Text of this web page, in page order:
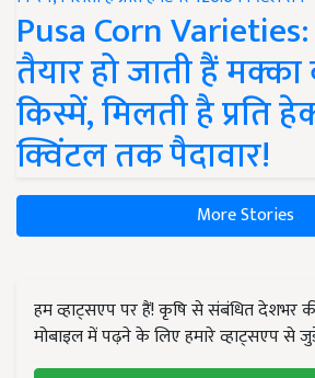
Pusa Corn
तैयार हो जाती हैं
किस्में, मिलती है प्रति
क्विंटल तक पैदावार!
More Stories
हम व्हाट्सएप पर हैं! कृषि से संबंधित देशभर
मोबाइल में पढ़ने के लिए हमारे व्हाट्सएप से